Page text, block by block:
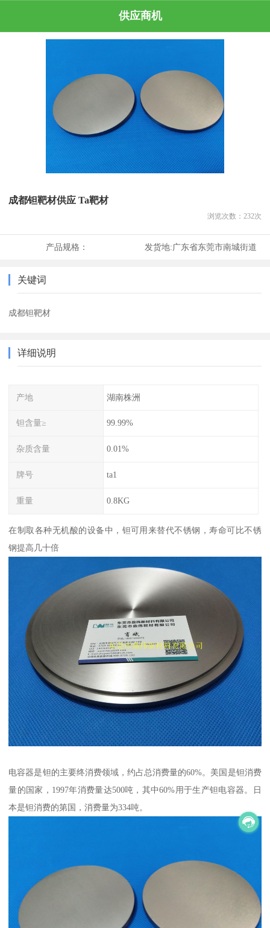
供应商机
成都钽靶材供应 Ta靶材
浏览次数： 232次
产品规格： 发货地:广东省东莞市南城街道
关键词
成都钽靶材
详细说明
产地 湖南株洲
钽含量≥ 99.99%
杂质含量 0.01%
牌号 ta1
重量 0.8KG
在制取各种无机酸的设备中，钽可用来替代不锈钢，寿命可比不锈
钢提高几十倍
电容器是钽的主要终消费领域，约占总消费量的60%。美国是钽消费
量的国家，1997年消费量达500吨，其中60%用于生产钽电容器。日
本是钽消费的第国，消费量为334吨。